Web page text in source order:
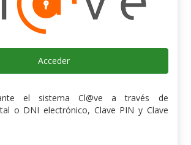
Acceder
el sistema Cl@ve a través de
o DNI electrónico, Clave PIN y Clave